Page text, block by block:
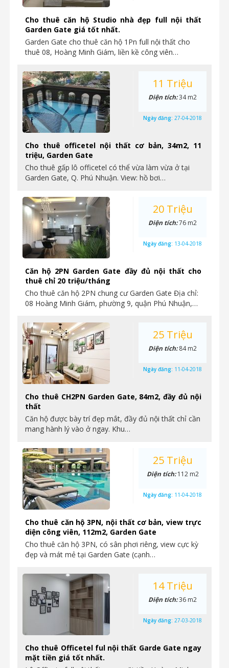
Cho thuê căn hộ Studio nhà đẹp full nội thất
Garden Gate giá tốt nhất.
Garden Gate cho thuê căn hộ 1Pn full nội thất cho
thuê 08, Hoàng Minh Giám, liền kề công viên…
Cho thuê officetel nội thất cơ bản, 34m2, 11
triệu, Garden Gate
Cho thuê gấp lô officetel có thể vừa làm vừa ở tại
Garden Gate, Q. Phú Nhuận. View: hồ bơi…
11 Triệu
Diện tích:34 m2
Ngày đăng: 27-04-2018
Căn hộ 2PN Garden Gate đầy đủ nội thất cho
thuê chỉ 20 triệu/tháng
Cho thuê căn hộ 2PN chung cư Garden Gate Địa chỉ:
08 Hoàng Minh Giám, phường 9, quận Phú Nhuận,…
20 Triệu
Diện tích:76 m2
Ngày đăng: 13-04-2018
Cho thuê CH2PN Garden Gate, 84m2, đầy đủ nội
thất
Căn hộ được bày trí đẹp mắt, đầy đủ nội thất chỉ cần
mang hành lý vào ở ngay. Khu…
25 Triệu
Diện tích:84 m2
Ngày đăng: 11-04-2018
Cho thuê căn hộ 3PN, nội thất cơ bản, view trực
diện công viên, 112m2, Garden Gate
Cho thuê căn hộ 3PN, có sân phơi riêng, view cực kỳ
đẹp và mát mẻ tại Garden Gate (cạnh…
25 Triệu
Diện tích:112 m2
Ngày đăng: 11-04-2018
Cho thuê Officetel ful nội thất Garde Gate ngay
mặt tiền giá tốt nhất.
14 Triệu
Diện tích:36 m2
Ngày đăng: 27-03-2018